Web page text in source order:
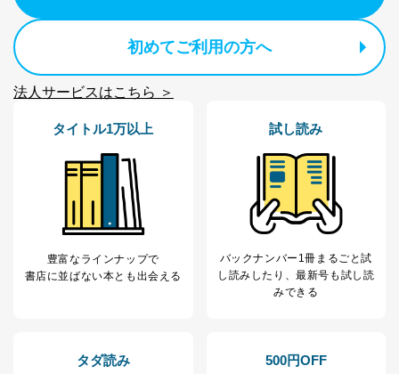
代表取締役会長 西野 伸一郎
りです。
個人情報の種類 利用目的
1
当社の定期購読サ
ービス等をご利用
購入商品の配送のため
商品代金回収のため
ス、キャンペーン等の広告の案内
のため
個人が特定できない形で取得した
初めてご利用の方へ
法人サービスはこちら ＞
タイトル1万以上
豊富なラインナップで
書店に並ばない本とも出会える
試し読み
バックナンバー1冊まるごと試
し読み したり、最新号も試し読
みできる
タダ読み 500円OFF